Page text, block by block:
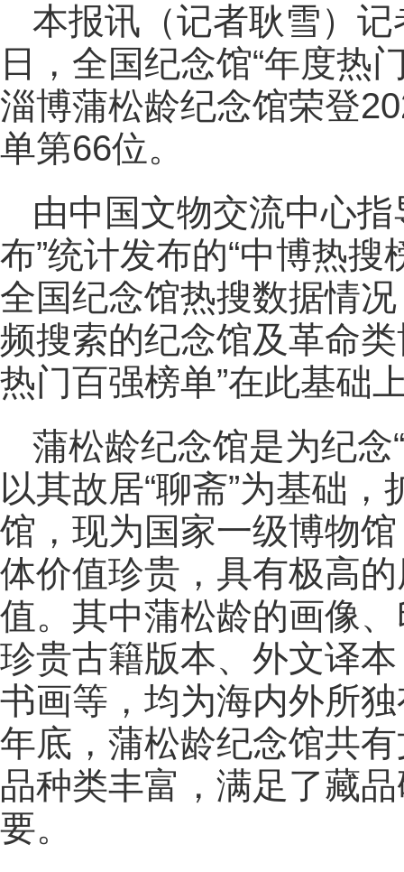
本报讯（记者耿雪）
日，全国纪念馆“年度热
淄博蒲松龄纪念馆荣登
单第66位。
由中国文物交流中心
布”统计发布的“中博热
全国纪念馆热搜数据情
频搜索的纪念馆及革命
热门百强榜单”在此基础
蒲松龄纪念馆是为纪念
以其故居“聊斋”为基础
馆，现为国家一级博物
体价值珍贵，具有极高
值。其中蒲松龄的画像
珍贵古籍版本、外文译
书画等，均为海内外所
年底，蒲松龄纪念馆共
品种类丰富，满足了藏
要。